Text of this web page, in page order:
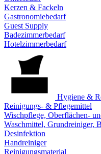
Kerzen & Fackeln
Gastronomiebedarf
Guest Supply
Badezimmerbedarf
Hotelzimmerbedarf
Hygiene &
Reinigungs- & Pflegemittel
Wischpflege, Oberflächen-
Waschmittel, Grundreiniger,
Desinfektion
Handreiniger
Reinigungsmaterial